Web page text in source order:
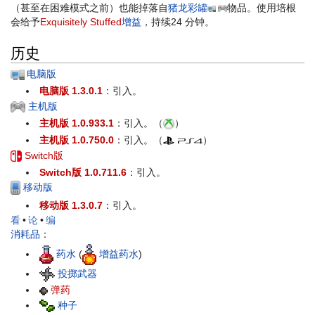
（甚至在困难模式之前）也能掉落自猪龙彩罐
物品。使用培根
会给予Exquisitely Stuffed增益 ，持续24 分钟。
历史
电脑版
电脑版 1.3.0.1 ：引入。
主机版
主机版 1.0.933.1 ：引入。（
）
主机版 1.0.750.0 ：引入。（
）
Switch版
Switch版 1.0.711.6 ：引入。
移动版
移动版 1.3.0.7 ：引入。
看•论•编
消耗品 ：
药水 ( 增益药水)
投掷武器
弹药
种子